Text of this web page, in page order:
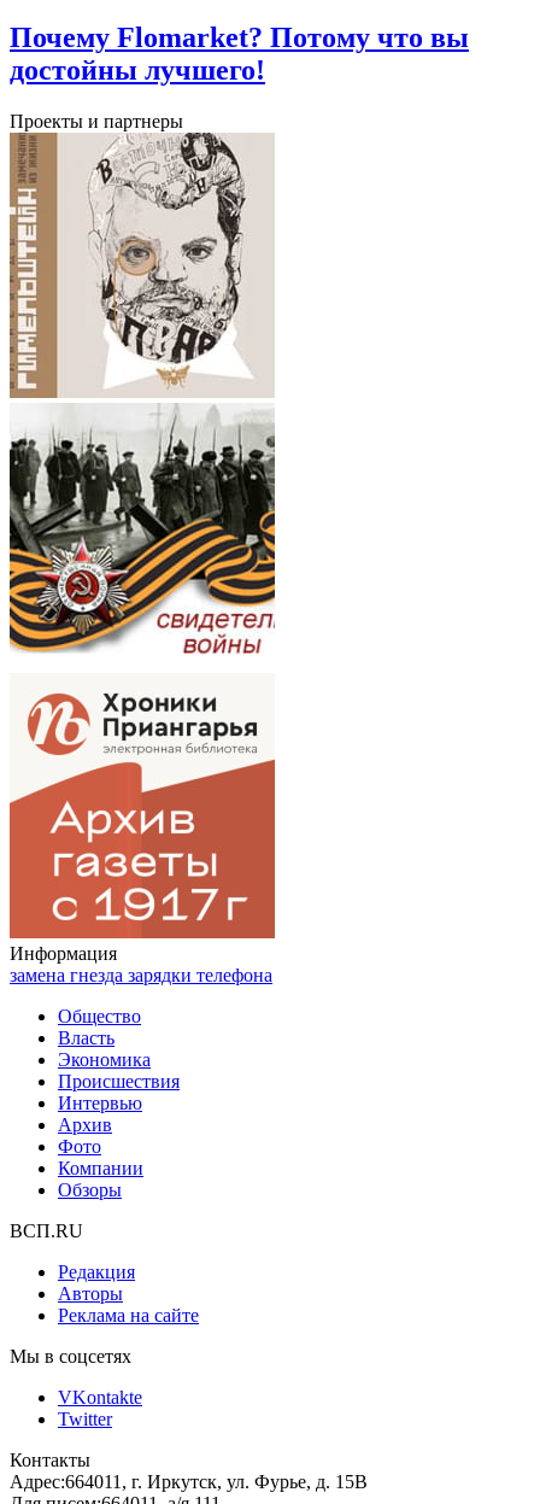
Почему Flomarket? Потому что вы
достойны лучшего!
Проекты и партнеры
Информация
замена гнезда зарядки телефона
Общество
Власть
Экономика
Происшествия
Интервью
Архив
Фото
Компании
Обзоры
ВСП.RU
Редакция
Авторы
Реклама на сайте
Мы в соцсетях
VKontakte
Twitter
Контакты
Адрес:664011, г. Иркутск, ул. Фурье, д. 15В